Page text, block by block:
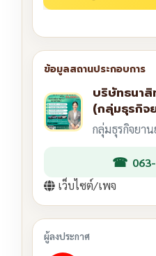
บริษัทธนา
(กลุ่มธุรกิจ
กลุ่มธุรกิจยา
เว็บไซต์/เพจ